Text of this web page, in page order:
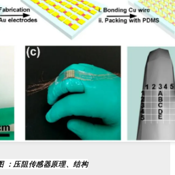
：压阻传感器原理、结构